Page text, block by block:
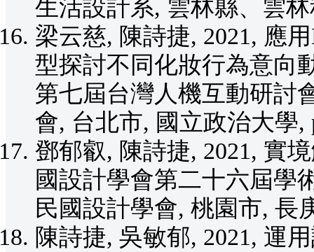
生活設計系, 雲林縣、雲
梁云慈, 陳詩捷, 2021, 應
型探討不同化妝行為意向
第七屆台灣人機互動研討
會, 台北市, 國立政治大學,
鄧郁叡, 陳詩捷, 2021, 實
國設計學會第二十六屆學
民國設計學會, 桃園市, 長
陳詩捷, 吳敏郁, 2021, 運